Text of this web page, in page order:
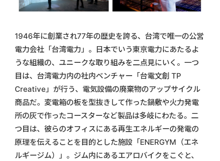
1946年に創業され77年の歴史を誇る、台湾で唯一の公営
電力会社「台湾電力」。日本でいう東京電力にあたるよ
うな組織の、ユニークな取り組みを二点見にいく。一つ
目は、台湾電力内の社内ベンチャー「台電文創 TP
Creative」が行う、電気設備の廃棄物のアップサイクル
商品だ。変電箱の板を型抜きして作った鍋敷や火力発電
所の灰で作ったコースターなど製品は多岐にわたる。二
つ目は、彼らのオフィスにある再生エネルギーの発電の
原理を伝えることを目的とした施設「ENERGYM（エネ
ルギージム）」。ジム内にあるエアロバイクをこぐと、